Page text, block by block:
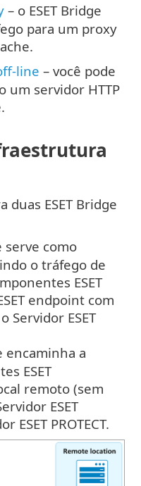
– o ESET Bridge
para um proxy
line – você pode
um servidor HTTP
duas ESET Bridge
serve como
o tráfego de
ESET
endpoint com
Servidor ESET
encaminha a
ESET
remoto (sem
ESET
ESET PROTECT.